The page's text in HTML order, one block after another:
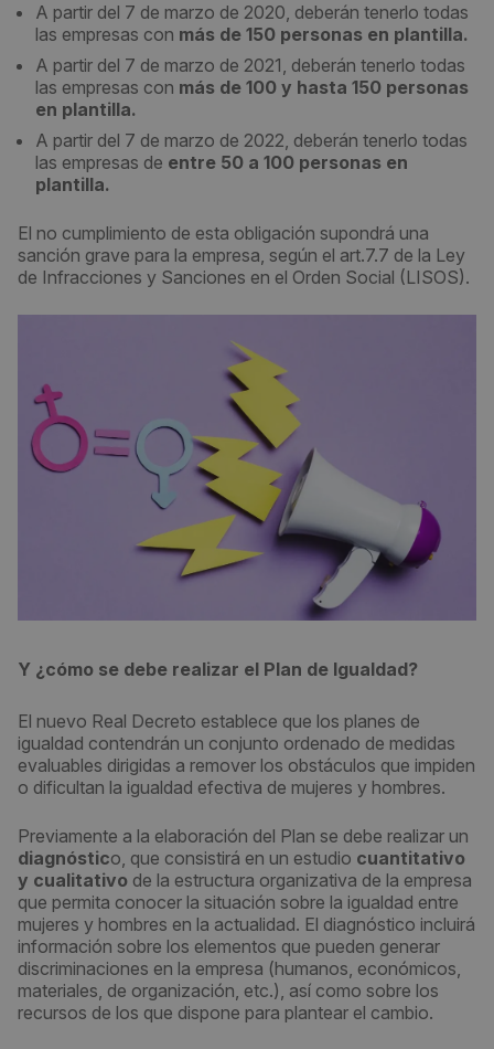
A partir del 7 de marzo de 2020, deberán tenerlo todas
las empresas con más de 150 personas en plantilla.
A partir del 7 de marzo de 2021, deberán tenerlo todas
las empresas con más de 100 y hasta 150 personas
en plantilla.
A partir del 7 de marzo de 2022, deberán tenerlo todas
las empresas de entre 50 a 100 personas en
plantilla.
El no cumplimiento de esta obligación supondrá una
sanción grave para la empresa, según el art.7.7 de la Ley
de Infracciones y Sanciones en el Orden Social (LISOS).
Y ¿cómo se debe realizar el Plan de Igualdad?
El nuevo Real Decreto establece que los planes de
igualdad contendrán un conjunto ordenado de medidas
evaluables dirigidas a remover los obstáculos que impiden
o dificultan la igualdad efectiva de mujeres y hombres.
Previamente a la elaboración del Plan se debe realizar un
diagnóstico, que consistirá en un estudio cuantitativo
y cualitativo de la estructura organizativa de la empresa
que permita conocer la situación sobre la igualdad entre
mujeres y hombres en la actualidad. El diagnóstico incluirá
información sobre los elementos que pueden generar
discriminaciones en la empresa (humanos, económicos,
materiales, de organización, etc.), así como sobre los
recursos de los que dispone para plantear el cambio.